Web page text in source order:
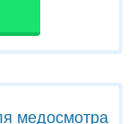
медосмотра